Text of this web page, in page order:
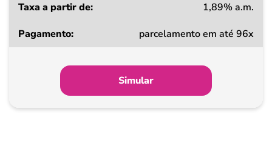
1,89% a.m.
parcelamento em até 96x
Simular